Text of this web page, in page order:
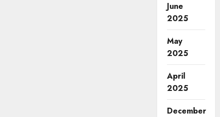
June
2025
May
2025
April
2025
December